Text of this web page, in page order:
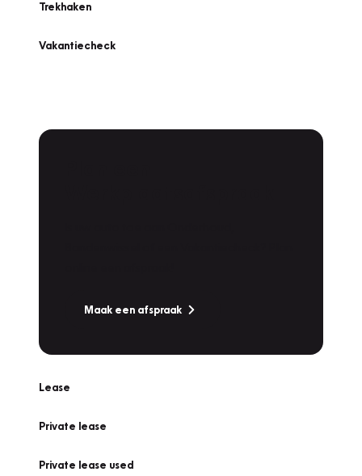
Trekhaken
Vakantiecheck
Maak een afspraak
Lease
Private lease
Private lease used